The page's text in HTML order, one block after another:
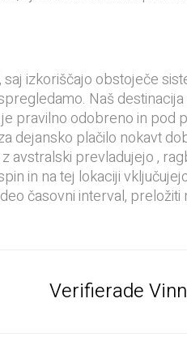
izkoriščajo obstoječe
Naš
pravilno odobreno in pod
dejansko plačilo nokavt
prevladujejo ,
in na tej lokaciji
časovni interval,